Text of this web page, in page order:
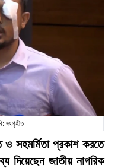
সংগৃহীত
সহমর্মিতা প্রকাশ করতে
দিয়েছেন জাতীয় নাগরিক